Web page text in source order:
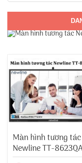
Màn hình tương tác
Newline TT-